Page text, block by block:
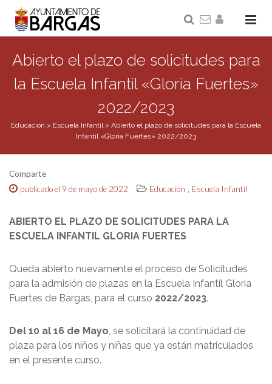
Abierto el plazo de solicitudes para
la Escuela Infantil «Gloria Fuertes»
2022/2023
Educación > Escuela Infantil> Abierto el plazo de solicitudes para la Escuela
Infantil «Gloria Fuertes» 2022/2023
Comparte
publicado el 9 de mayo de 2022
Educación , Escuela Infantil
ABIERTO EL PLAZO DE SOLICITUDES PARA LA
ESCUELA INFANTIL GLORIA FUERTES
Queda abierto nuevamente el proceso de Solicitudes
para la admisión de plazas en la Escuela Infantil Gloria
Fuertes de Bargas, para el curso 2022/2023.
Del 10 al 16 de Mayo, se solicitará la continuidad de
plaza para los niños y niñas que ya están matriculados
en el presente curso.